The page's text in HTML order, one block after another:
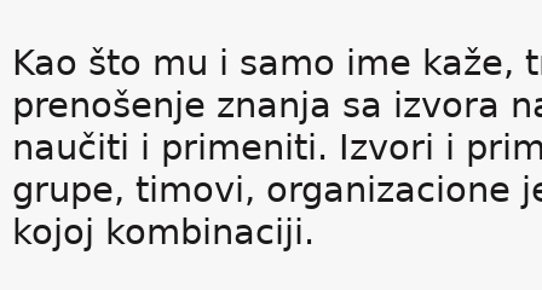
Kao što mu i samo ime kaže,
prenošenje znanja sa izvora
naučiti i primeniti. Izvori i
grupe, timovi, organizacione
kojoj kombinaciji.